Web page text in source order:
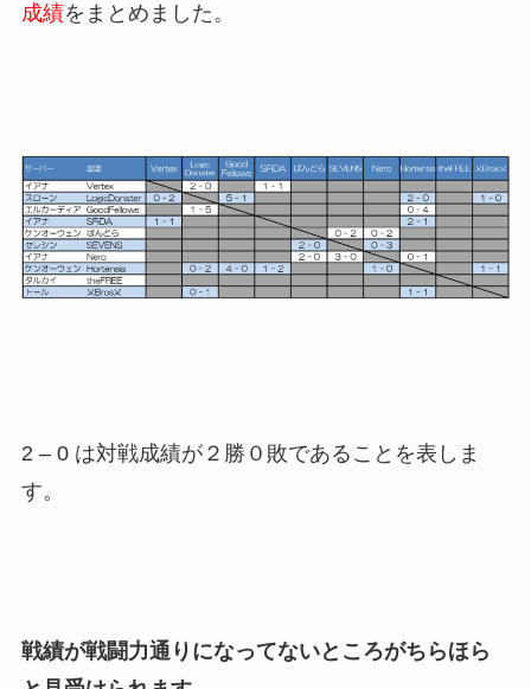
成績をまとめました。
2 – 0 は対戦成績が２勝０敗であることを表しま
す。
戦績が戦闘力通りになってないところがちらほら